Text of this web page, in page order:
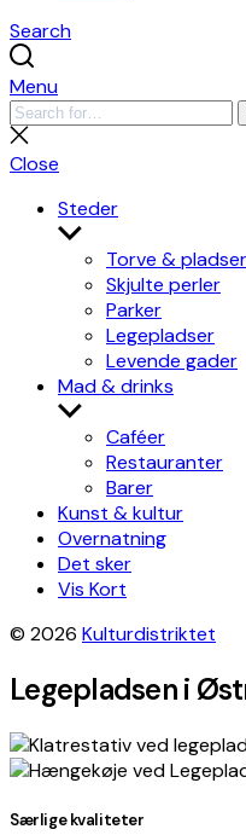
Search
Menu
Search
for:
Close
search
Close
Steder
Show
sub
menu
Torve & pladser
Skjulte perler
Parker
Legepladser
Levende gader
Mad & drinks
Show
sub
menu
Caféer
Restauranter
Barer
Kunst & kultur
Overnatning
Det sker
Vis Kort
© 2026 Kulturdistriktet
Legepladsen i
+
Leaflet|©OpenStreetMap
OpenStreetMap Teamhosted by
Særlige kvaliteter